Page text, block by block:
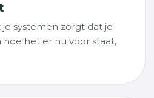
systemen zorgt dat je
hoe het er nu voor staat,